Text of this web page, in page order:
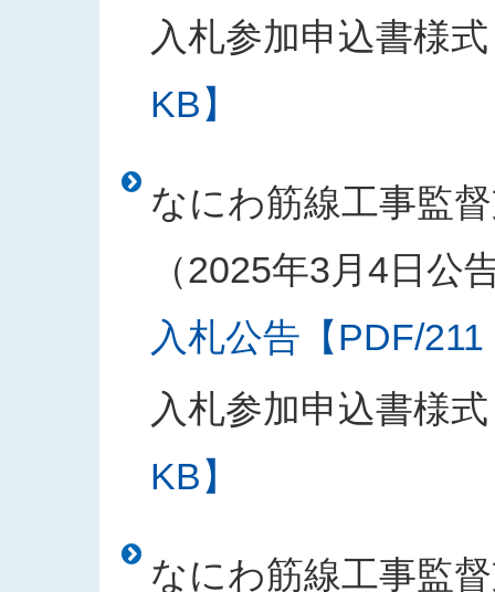
入札参加申込書様式
KB】
なにわ筋線工事監
（2025年3月4日公
入札公告【PDF/
入札参加申込書様式
KB】
なにわ筋線工事監